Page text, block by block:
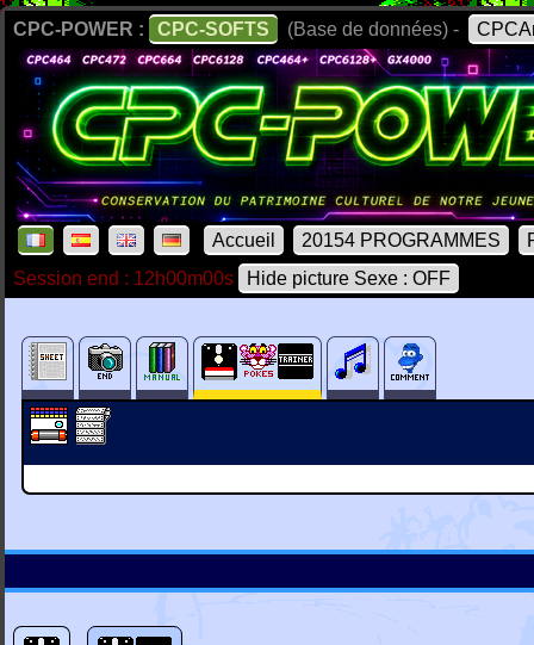
CPC-POWER : CPC-SOFTS (Base de données) -
Accueil 20154 PROGRAMMES
Session end : 12h00m00s
Hide picture Sexe : OFF